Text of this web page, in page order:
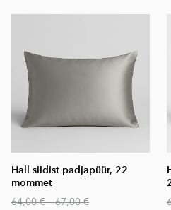
Hall siidist padjapüür, 22
mommet
64,00 €–67,00 €